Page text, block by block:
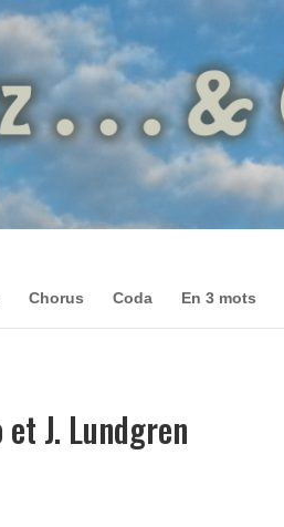
Chorus Coda En 3 mots
J. Lundgren